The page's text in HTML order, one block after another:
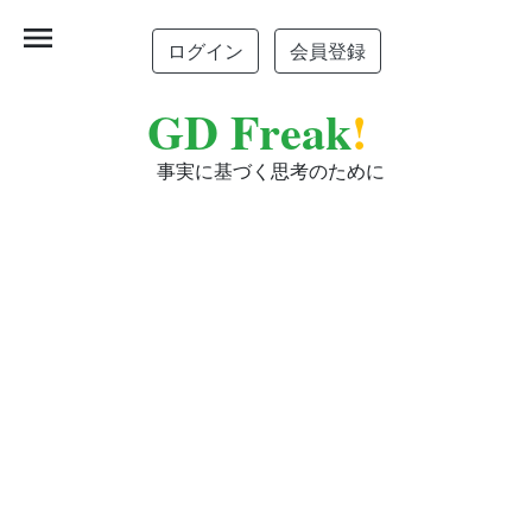
ログイン 会員登録
GD Freak!
事実に基づく思考のために
menu